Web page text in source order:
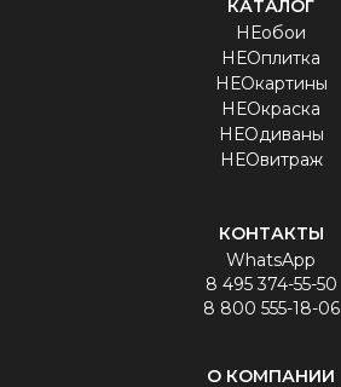
КАТАЛОГ
НЕобои
НЕОплитка
НЕОкартины
НЕОкраска
НЕОдиваны
НЕОвитраж
КОНТАКТЫ
WhatsApp
8 495 374-55-50
8 800 555-18-06
О КОМПАНИИ